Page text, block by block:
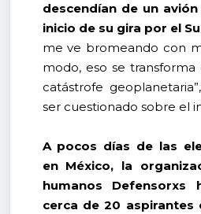
descendían de un
inicio de su gira por el
me ve bromeando con
modo, eso se
catástrofe
ser cuestionado sobre el
A pocos días de las
en México, la
humanos Defensorxs
cerca de 20 aspirantes